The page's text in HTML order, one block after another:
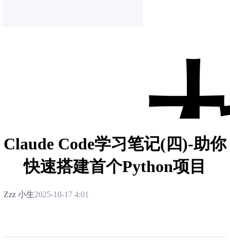
Claude Code学习笔记(四)-助你
快速搭建首个Python项目
Zzz 小生2025-10-17 4:01